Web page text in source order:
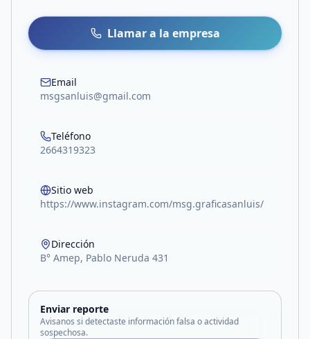
Llamar a la empresa
Email
msgsanluis@gmail.com
Teléfono
2664319323
Sitio web
https://www.instagram.com/msg.graficasanluis/
Dirección
B° Amep, Pablo Neruda 431
Enviar reporte
Avisanos si detectaste información falsa o actividad
sospechosa.